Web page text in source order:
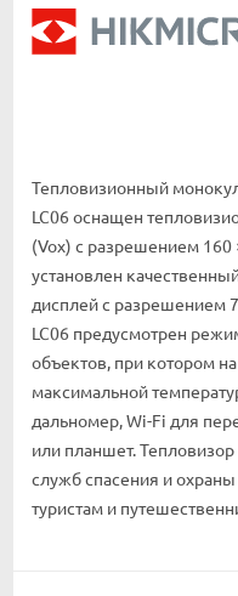
Тепловизионный
LC06 оснащен
(Vox) с разрешением
установлен
дисплей с разрешением
LC06 предусмотрен
объектов, при котором
максимальной
дальномер, Wi-Fi для
или планшет.
служб спасения и
туристам и